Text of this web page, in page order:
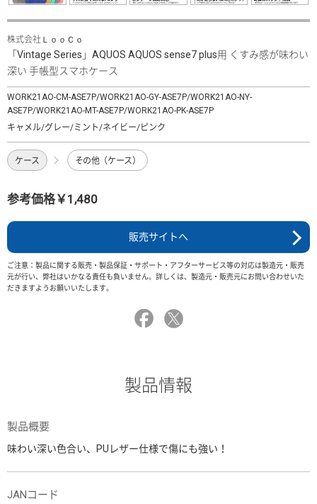
株式会社ＬｏｏＣｏ
「Vintage Series」AQUOS AQUOS sense7 plus用 くすみ感が味わい
深い 手帳型スマホケース
WORK21AO-CM-ASE7P/WORK21AO-GY-ASE7P/WORK21AO-NY-
ASE7P/WORK21AO-MT-ASE7P/WORK21AO-PK-ASE7P
キャメル/グレー/ミント/ネイビー/ピンク
ケース その他（ケース）
参考価格￥1,480
販売サイトへ
ご注意：製品に関する販売・製品保証・サポート・アフターサービス等の対応は製造元・販売
元が行い、弊社はいかなる責任も負いません。詳しくは、製造元・販売元にお問い合わせいた
だきますようお願いいたします。
製品情報
製品概要
味わい深い色合い、PUレザー仕様で傷にも強い！
JANコード